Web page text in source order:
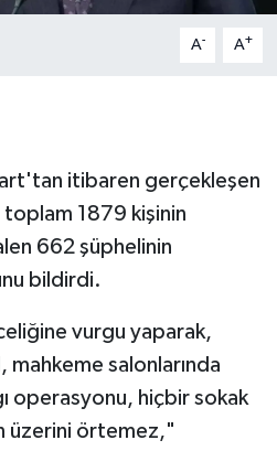
A- A+
itibaren gerçekleşen
toplam 1879 kişinin
662 şüphelinin
bildirdi.
vurgu yaparak,
salonlarında
operasyonu, hiçbir sokak
üzerini örtemez,"